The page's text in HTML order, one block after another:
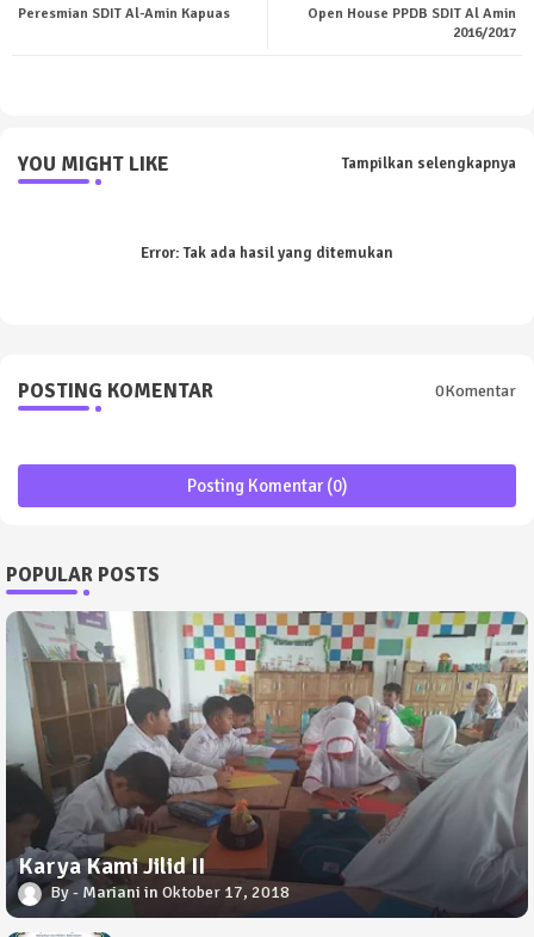
ter tsaOpen House PPDB SDIT Al Amin
2016/2017
Peresmian SDIT Al-Amin Kapuas
YOU MIGHT LIKE Tampilkan selengkapnya
Error:Tak ada hasil yang ditemukan
POSTING KOMENTAR 0Komentar
Posting Komentar (0)
POPULAR POSTS
Karya Kami Jilid II
Mariani Oktober 17, 2018